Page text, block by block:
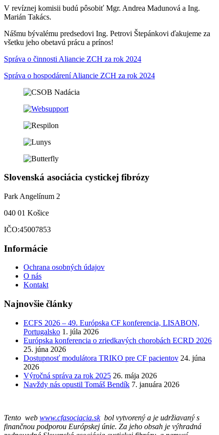
V revíznej komisii budú pôsobiť Mgr. Andrea Madunová a Ing.
Marián Takács.
Nášmu bývalému predsedovi Ing. Petrovi Štepánkovi ďakujeme za
všetku jeho obetavú prácu a prínos!
Správa o činnosti Aliancie ZCH za rok 2024
Správa o hospodárení Aliancie ZCH za rok 2024
Slovenská asociácia cystickej fibrózy
Park Angelínum 2
040 01 Košice
IČO:45007853
Informácie
Ochrana osobných údajov
O nás
Kontakt
Najnovšie články
ECFS 2026 – 49. Európska CF konferencia, LISABON,
Portugalsko 1. júla 2026
Európska konferencia o zriedkavých chorobách ECRD 2026
25. júna 2026
Dostupnosť modulátora TRIKO pre CF pacientov 24. júna
2026
Výročná správa za rok 2025 26. mája 2026
Navždy nás opustil Tomáš Bendík 7. januára 2026
Tento web www.cfasociacia.skbol vytvorený a je udržiavaný s
finančnou podporou Európskej únie. Za jeho obsah je výhradná